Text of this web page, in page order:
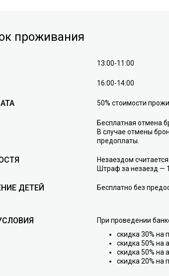
проживания
13:00-11:00
16:00-14:00
50% стоимости
Бесплатная отмена
В случае отмены
предоплаты.
Незаездом
Штраф за незаезд —
ДЕТЕЙ Бесплатно без
При проведении
скидка 30% на
скидка 50% на
скидка 50% на
скидка 20% на